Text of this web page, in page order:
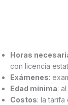
Horas
con licencia
Exámenes:
Edad mínima:
Costos: la